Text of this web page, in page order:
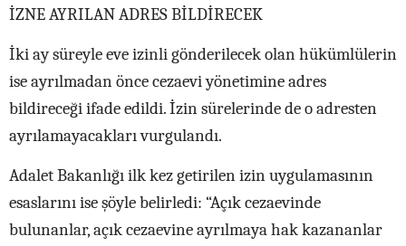
İZNE AYRILAN ADRES BİLDİRECEK
İki ay süreyle eve izinli gönderilecek olan hükümlülerin
ise ayrılmadan önce cezaevi yönetimine adres
bildireceği ifade edildi. İzin sürelerinde de o adresten
ayrılamayacakları vurgulandı.
Adalet Bakanlığı ilk kez getirilen izin uygulamasının
esaslarını ise şöyle belirledi: “Açık cezaevinde
bulunanlar, açık cezaevine ayrılmaya hak kazananlar